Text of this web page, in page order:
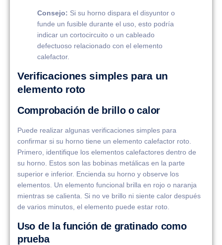
Consejo: Si su horno dispara el disyuntor o
funde un fusible durante el uso, esto podría
indicar un cortocircuito o un cableado
defectuoso relacionado con el elemento
calefactor.
Verificaciones simples para un
elemento roto
Comprobación de brillo o calor
Puede realizar algunas verificaciones simples para
confirmar si su horno tiene un elemento calefactor roto.
Primero, identifique los elementos calefactores dentro de
su horno. Estos son las bobinas metálicas en la parte
superior e inferior. Encienda su horno y observe los
elementos. Un elemento funcional brilla en rojo o naranja
mientras se calienta. Si no ve brillo ni siente calor después
de varios minutos, el elemento puede estar roto.
Uso de la función de gratinado como
prueba